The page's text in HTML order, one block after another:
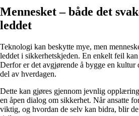
Mennesket – både det
leddet
Teknologi kan beskytte mye, men
leddet i sikkerhetskjeden. En enkelt feil
Derfor er det avgjørende å bygge en kultur
del av hverdagen.
Dette kan gjøres gjennom jevnlig
en åpen dialog om sikkerhet. Når ansatte
viktig, og hvordan de selv kan bidra, blir de